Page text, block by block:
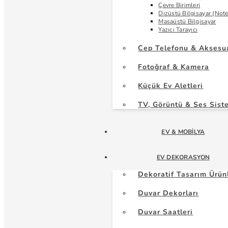
Çevre Birimleri
Dizüstü Bilgisayar
Masaüstü Bilgisayar
Yazıcı Tarayıcı
Cep Telefonu &
Fotoğraf & Kamera
Küçük Ev Aletleri
TV, Görüntü & Ses
EV & MOBILYA
EV DEKORASYON
Dekoratif Tasarım
Duvar Dekorları
Duvar Saatleri